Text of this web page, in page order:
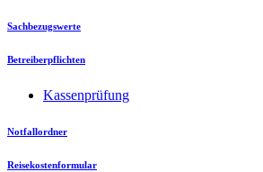
Sachbezugswerte
Betreiberpflichten
Kassenprüfung
Notfallordner
Reisekostenformular